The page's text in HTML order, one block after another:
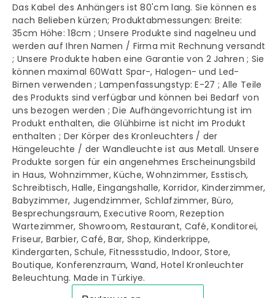
Das Kabel des Anhängers ist 80'cm lang. Sie können es
nach Belieben kürzen; Produktabmessungen: Breite:
35cm Höhe: 18cm ; Unsere Produkte sind nagelneu und
werden auf Ihren Namen / Firma mit Rechnung versandt
; Unsere Produkte haben eine Garantie von 2 Jahren ; Sie
können maximal 60Watt Spar-, Halogen- und Led-
Birnen verwenden ; Lampenfassungstyp: E-27 ; Alle Teile
des Produkts sind verfügbar und können bei Bedarf von
uns bezogen werden ; Die Aufhängevorrichtung ist im
Produkt enthalten, die Glühbirne ist nicht im Produkt
enthalten ; Der Körper des Kronleuchters / der
Hängeleuchte / der Wandleuchte ist aus Metall. Unsere
Produkte sorgen für ein angenehmes Erscheinungsbild
in Haus, Wohnzimmer, Küche, Wohnzimmer, Esstisch,
Schreibtisch, Halle, Eingangshalle, Korridor, Kinderzimmer,
Babyzimmer, Jugendzimmer, Schlafzimmer, Büro,
Besprechungsraum, Executive Room, Rezeption
Wartezimmer, Showroom, Restaurant, Café, Konditorei,
Friseur, Barbier, Café, Bar, Shop, Kinderkrippe,
Kindergarten, Schule, Fitnessstudio, Indoor, Store,
Boutique, Konferenzraum, Wand, Hotel Kronleuchter
Beleuchtung. Made in Türkiye.